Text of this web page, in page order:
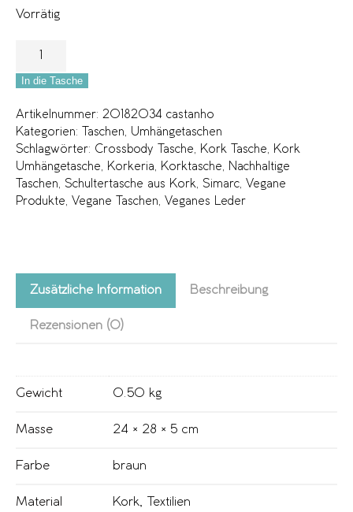
Vorrätig
In die Tasche
Artikelnummer: 20182034 castanho
Kategorien:
Taschen
Umhängetaschen
Schlagwörter: Crossbody Tasche Kork Tasche
Kork
Umhängetasche
Korkeria Korktasche
Nachhaltige
Taschen
Schultertasche aus Kork Simarc
Vegane
Produkte
Vegane Taschen Veganes Leder
Zusätzliche Information Beschreibung
Rezensionen (0)
Gewicht 0.50 kg
Masse 24 × 28 × 5 cm
Farbe braun
Material Kork Textilien